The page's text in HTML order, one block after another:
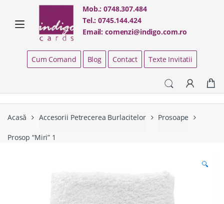
navigation
content
Mob.:0748.307.484
Tel.:0745.144.424
Email:comenzi@indigo.com.ro
Cum Comand Blog Contact Texte Invitatii
Acasă Accesorii Petrecerea Burlacitelor Prosoape
Prosop “Miri” 1
🔍